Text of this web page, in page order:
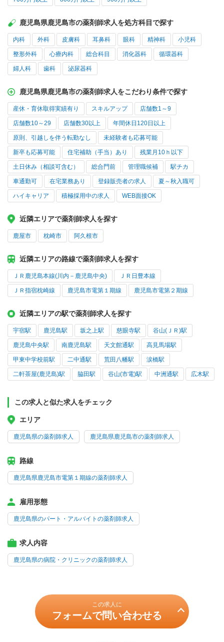
鹿児島県鹿児島市の薬剤師求人を処方科目で探す
内科 外科 皮膚科 耳鼻科 眼科 精神科 小児科
整形外科 心療内科 総合科目 消化器科 循環器科
婦人科 歯科 泌尿器科
鹿児島県鹿児島市の薬剤師求人をこだわり条件で探す
産休・育休取得実績有り スキルアップ 店舗数1～9
店舗数10～29 店舗数30以上 年間休日120日以上
原則、引越しを伴う転勤なし 未経験者も応募可能
新卒も応募可能 住宅補助（手当）あり 残業月10ｈ以下
土日休み（相談可含む） 総合門前 管理職候補 駅チカ
車通勤可 在宅業務あり 登録販売者の求人 夏～秋入職可
ハイキャリア 積極採用中の求人 WEB面接OK
近隣エリアで薬剤師求人を探す
鹿屋市 枕崎市 阿久根市
近隣エリアの路線で薬剤師求人を探す
ＪＲ鹿児島本線(川内－鹿児島中央) ＪＲ日豊本線
ＪＲ指宿枕崎線 鹿児島市電第１期線 鹿児島市電第２期線
近隣エリアの駅で薬剤師求人を探す
宇宿駅 鹿児島駅 坂之上駅 慈眼寺駅 谷山(ＪＲ)駅
鹿児島中央駅 南鹿児島駅 天文館通駅 高見馬場駅
甲東中学校前駅 二中通駅 荒田八幡駅 涙橋駅
二軒茶屋(鹿児島)駅 脇田駅 谷山(市電)駅 中洲通駅 広木駅
この求人と似た求人をチェック
エリア
鹿児島県の薬剤師求人 鹿児島県鹿児島市の薬剤師求人
路線
鹿児島県鹿児島市電第１期線の薬剤師求人
雇用形態
鹿児島県のパート・アルバイトの薬剤師求人
求人内容
鹿児島県の病院・クリニックの薬剤師求人
この求人に
フォームで問い合わせる